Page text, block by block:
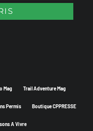
Mag Trail Adventure Mag
Permis Boutique CPPRESSE
A Vivre